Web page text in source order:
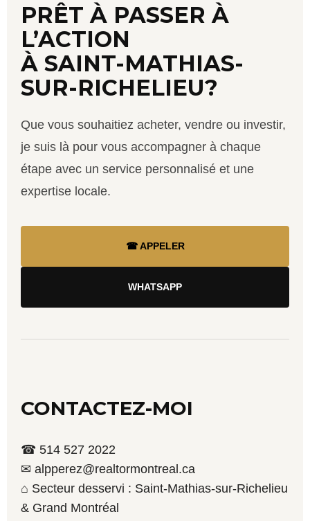
PRÊT À PASSER À
L’ACTION
À SAINT-MATHIAS-
SUR-RICHELIEU?
Que vous souhaitiez acheter, vendre ou investir,
je suis là pour vous accompagner à chaque
étape avec un service personnalisé et une
expertise locale.
☎ APPELER
WHATSAPP
CONTACTEZ-MOI
☎ 514 527 2022
✉ alpperez@realtormontreal.ca
⌂ Secteur desservi : Saint-Mathias-sur-Richelieu
& Grand Montréal